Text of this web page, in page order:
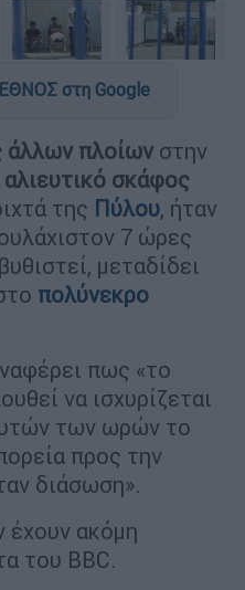
στη Google
άλλων πλοίων στην
αλιευτικό σκάφος
της Πύλου, ήταν
7 ώρες
μεταδίδει
πολύνεκρο
πως «το
να ισχυρίζεται
των ωρών το
προς την
διάσωση».
έχουν ακόμη
του BBC.